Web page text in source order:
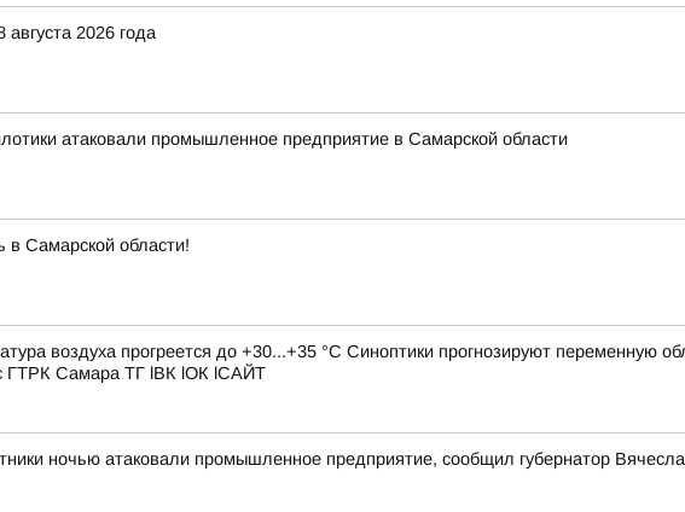
2026 года
атаковали промышленное предприятие в Самарской области
в Самарской области!
воздуха прогреется до +30...+35 °C Синоптики прогнозируют переменную
ГТРК Самара ТГ lВК lОК lСАЙТ
ночью атаковали промышленное предприятие, сообщил губернатор